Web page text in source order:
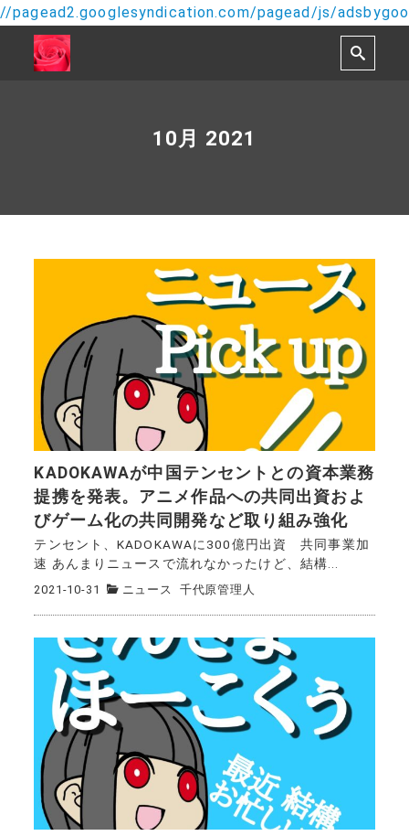
//pagead2.googlesyndication.com/pagead/js/
10月 2021
KADOKAWAが中国テンセントとの資本業務
提携を発表。アニメ作品への共同出資およ
びゲーム化の共同開発など取り組み強化
テンセント、KADOKAWAに300億円出資 共同事業加
速 あんまりニュースで流れなかったけど、結構...
2021-10-31 ニュース 千代原管理人